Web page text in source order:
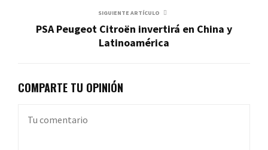
SIGUIENTE ARTÍCULO
PSA Peugeot Citroën invertirá en China y
Latinoamérica
COMPARTE TU OPINIÓN